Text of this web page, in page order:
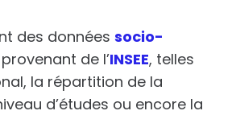
des donnéessocio-
provenant de l’INSEE, telles
, la répartition de la
d’études ou encore la